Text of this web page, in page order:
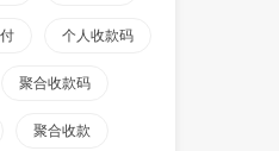
个人收款码
聚合收款码
聚合收款